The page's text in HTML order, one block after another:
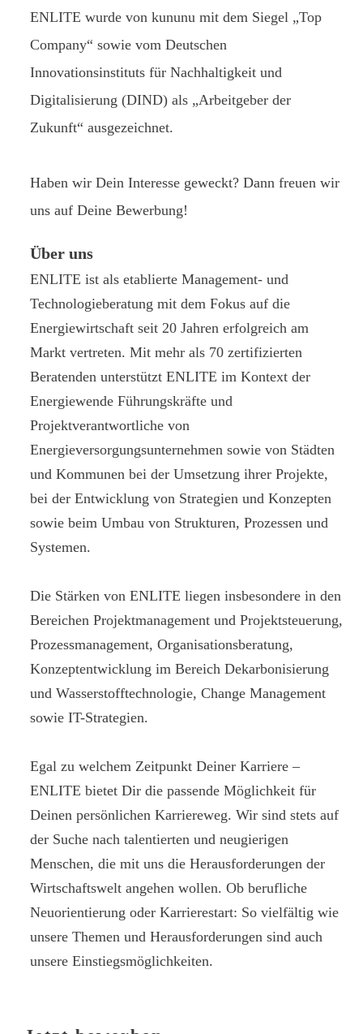
ENLITE wurde von kununu mit dem Siegel „Top
Company“ sowie vom Deutschen
Innovationsinstituts für Nachhaltigkeit und
Digitalisierung (DIND) als „Arbeitgeber der
Zukunft“ ausgezeichnet.
Haben wir Dein Interesse geweckt? Dann freuen wir
uns auf Deine Bewerbung!
Über uns
ENLITE ist als etablierte Management- und
Technologieberatung mit dem Fokus auf die
Energiewirtschaft seit 20 Jahren erfolgreich am
Markt vertreten. Mit mehr als 70 zertifizierten
Beratenden unterstützt ENLITE im Kontext der
Energiewende Führungskräfte und
Projektverantwortliche von
Energieversorgungsunternehmen sowie von Städten
und Kommunen bei der Umsetzung ihrer Projekte,
bei der Entwicklung von Strategien und Konzepten
sowie beim Umbau von Strukturen, Prozessen und
Systemen.
Die Stärken von ENLITE liegen insbesondere in den
Bereichen Projektmanagement und Projektsteuerung,
Prozessmanagement, Organisationsberatung,
Konzeptentwicklung im Bereich Dekarbonisierung
und Wasserstofftechnologie, Change Management
sowie IT-Strategien.
Egal zu welchem Zeitpunkt Deiner Karriere –
ENLITE bietet Dir die passende Möglichkeit für
Deinen persönlichen Karriereweg. Wir sind stets auf
der Suche nach talentierten und neugierigen
Menschen, die mit uns die Herausforderungen der
Wirtschaftswelt angehen wollen. Ob berufliche
Neuorientierung oder Karrierestart: So vielfältig wie
unsere Themen und Herausforderungen sind auch
unsere Einstiegsmöglichkeiten.